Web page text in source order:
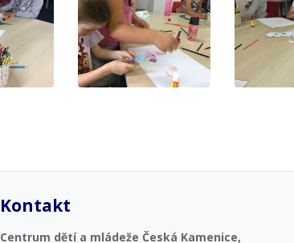
Kontakt
Centrum dětí a mládeže Česká Kamenice,